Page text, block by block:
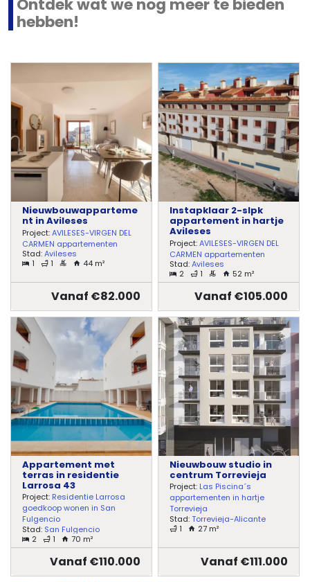
Ontdek wat we nog meer te bieden
hebben!
Nieuwbouwapparteme
nt in Avileses
Project:AVILESES-VIRGEN DEL
CARMEN appartementen
Stad:Avileses
1
1 44 m²
Vanaf €82.000
Instapklaar 2-slpk
appartement in hartje
Avileses
Project:AVILESES-VIRGEN DEL
CARMEN appartementen
Stad:Avileses
2
1 52 m²
Vanaf €105.000
Appartement met
terras in residentie
Larrosa 43
Project: Residentie Larrosa
goedkoop wonen in San
Fulgencio
Stad: San Fulgencio
2
1 70 m²
Vanaf €110.000
Nieuwbouw studio in
centrum Torrevieja
Project: Las Piscina´s
appartementen in hartje
Torrevieja
Stad:Torrevieja-Alicante
1
27 m²
Vanaf €111.000